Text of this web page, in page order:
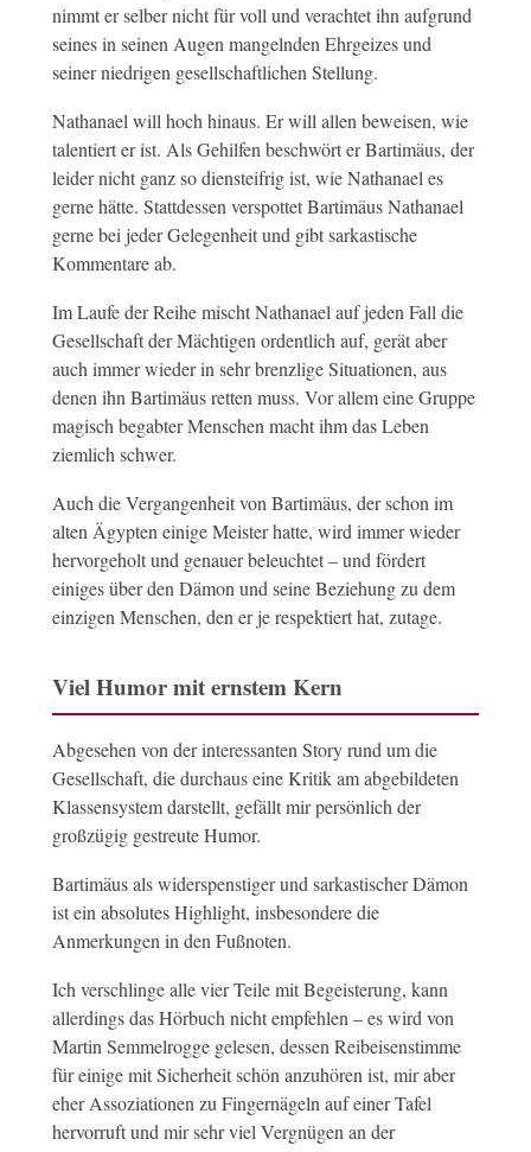
nimmt er selber nicht für voll und verachtet ihn aufgrund
seines in seinen Augen mangelnden Ehrgeizes und
seiner niedrigen gesellschaftlichen Stellung.
Nathanael will hoch hinaus. Er will allen beweisen, wie
talentiert er ist. Als Gehilfen beschwört er Bartimäus, der
leider nicht ganz so diensteifrig ist, wie Nathanael es
gerne hätte. Stattdessen verspottet Bartimäus Nathanael
gerne bei jeder Gelegenheit und gibt sarkastische
Kommentare ab.
Im Laufe der Reihe mischt Nathanael auf jeden Fall die
Gesellschaft der Mächtigen ordentlich auf, gerät aber
auch immer wieder in sehr brenzlige Situationen, aus
denen ihn Bartimäus retten muss. Vor allem eine Gruppe
magisch begabter Menschen macht ihm das Leben
ziemlich schwer.
Auch die Vergangenheit von Bartimäus, der schon im
alten Ägypten einige Meister hatte, wird immer wieder
hervorgeholt und genauer beleuchtet – und fördert
einiges über den Dämon und seine Beziehung zu dem
einzigen Menschen, den er je respektiert hat, zutage.
Viel Humor mit ernstem Kern
Abgesehen von der interessanten Story rund um die
Gesellschaft, die durchaus eine Kritik am abgebildeten
Klassensystem darstellt, gefällt mir persönlich der
großzügig gestreute Humor.
Bartimäus als widerspenstiger und sarkastischer Dämon
ist ein absolutes Highlight, insbesondere die
Anmerkungen in den Fußnoten.
Ich verschlinge alle vier Teile mit Begeisterung, kann
allerdings das Hörbuch nicht empfehlen – es wird von
Martin Semmelrogge gelesen, dessen Reibeisenstimme
für einige mit Sicherheit schön anzuhören ist, mir aber
eher Assoziationen zu Fingernägeln auf einer Tafel
hervorruft und mir sehr viel Vergnügen an der